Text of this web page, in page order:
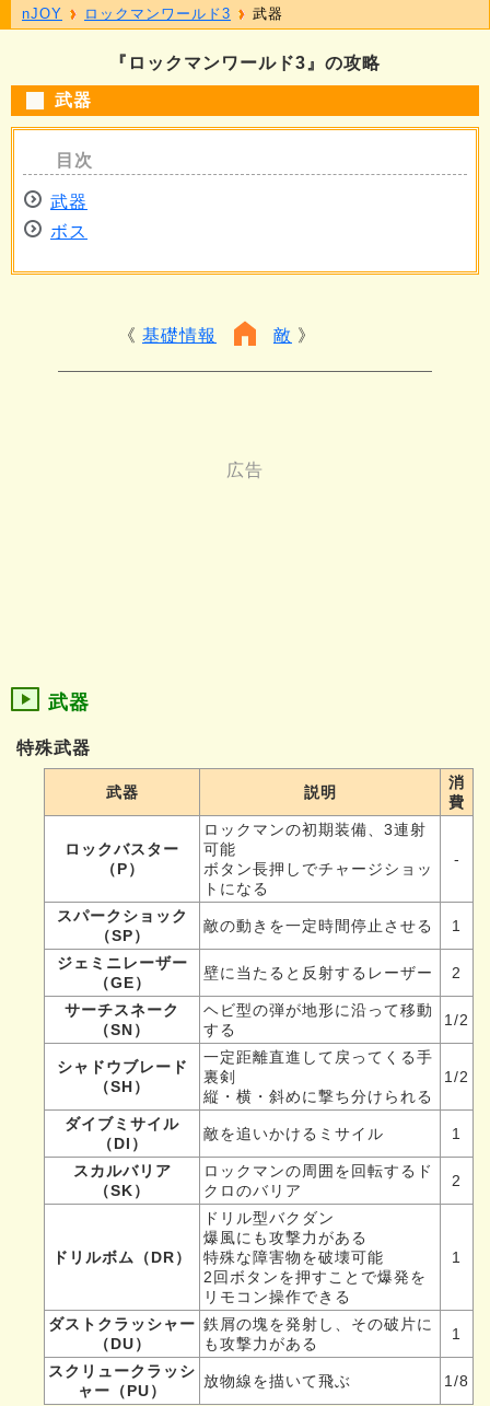
『ロックマンワールド3』の攻略
武器
武器
ボス
基礎情報 敵
武器
特殊武器
武器 説明
消
費
ロックバスター
（P）
ロックマンの初期装備、3連射
可能
ボタン長押しでチャージショッ
トになる
-
スパークショック
（SP）
敵の動きを一定時間停止させる 1
ジェミニレーザー
（GE）
壁に当たると反射するレーザー 2
サーチスネーク
（SN）
ヘビ型の弾が地形に沿って移動
する
1/2
シャドウブレード
（SH）
一定距離直進して戻ってくる手
裏剣
縦・横・斜めに撃ち分けられる
1/2
ダイブミサイル
（DI）
敵を追いかけるミサイル 1
スカルバリア
（SK）
ロックマンの周囲を回転するド
クロのバリア
2
ドリルボム（DR）
ドリル型バクダン
爆風にも攻撃力がある
特殊な障害物を破壊可能
2回ボタンを押すことで爆発を
リモコン操作できる
1
ダストクラッシャー
（DU）
鉄屑の塊を発射し、その破片に
も攻撃力がある
1
スクリュークラッシ
ャー（PU）
放物線を描いて飛ぶ 1/8
nJOY ロックマンワールド3 武器